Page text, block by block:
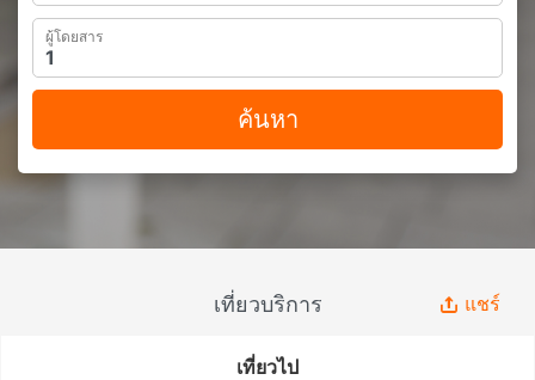
ผู้โดยสาร
ค้นหา
เที่ยวบริการ แชร์
เที่ยวไป